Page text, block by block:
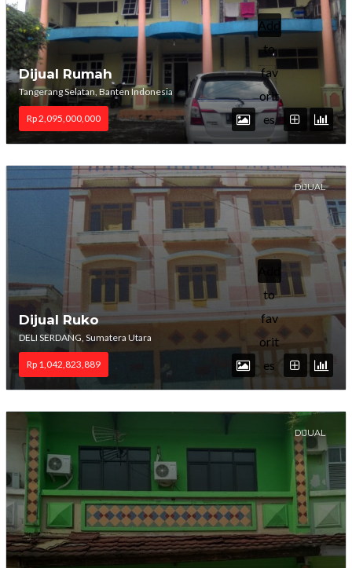
Add
to
fav
orit
es
Dijual Rumah
Tangerang Selatan, Banten Indonesia
Rp 2,095,000,000
DIJUAL
to
fav
orit
es
Dijual Ruko
DELI SERDANG, Sumatera Utara
Rp 1,042,823,889
DIJUAL